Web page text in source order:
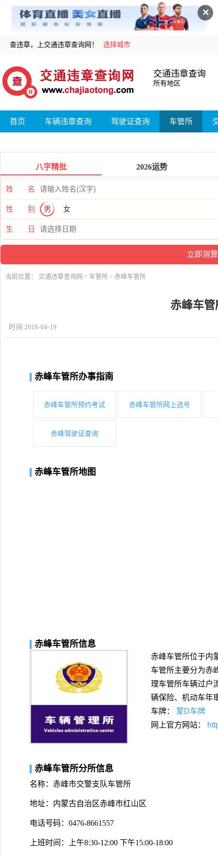
✕
查违章，上交通违章查询网！ 选择城市
交通违章查询
所有地区
首页 车辆违章查询 驾驶证查询 车管所
八字精批 2026运势
姓 名
性 别 男 女
生 日
当前位置： 交通违章查询网 > 车管所 > 赤峰车管所
赤峰车管
时间:2018-04-19
赤峰车管所办事指南
赤峰车管所预约考试 赤峰车管所网上选号
赤峰驾驶证查询
赤峰车管所地图
赤峰车管所信息
赤峰车管所位于内
车管所主要分为赤
理车管所车辆过户
辆保险、机动车年
车牌： 蒙D车牌
网上官方网站：
赤峰车管所分所信息
名称：赤峰市交警支队车管所
地址：内蒙古自治区赤峰市红山区
电话号码：0476-8661557
上班时间：上午8:30-12:00 下午15:00-18:00